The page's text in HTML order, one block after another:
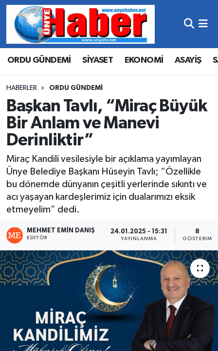
ORDU GÜNDEMİ SİYASET EKONOMİ ASAYİŞ
HABERLER ORDU GÜNDEMİ
Başkan Tavlı, “Miraç Büyük
Bir Anlam ve Manevi
Derinliktir”
Miraç Kandili vesilesiyle bir açıklama yayımlayan
Ünye Belediye Başkanı Hüseyin Tavlı; “Özellikle
bu dönemde dünyanın çeşitli yerlerinde sıkıntı ve
acı yaşayan kardeşlerimiz için dualarımızı eksik
etmeyelim” dedi.
MEHMET EMIN DANIŞ
EDITÖR
24.01.2025 - 15:31
YAYINLANMA
8
GÖSTERIM
Hava Durumu
Trafik Durumu
Süper Lig Puan Durumu ve Fikstür
Tüm Manşetler
Son Dakika Haberleri
Haber Arşivi